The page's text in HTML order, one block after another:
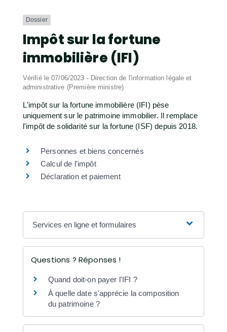
Dossier
Impôt sur la fortune
immobilière (IFI)
Vérifié le 07/06/2023 - Direction de l'information légale et
administrative (Première ministre)
L'impôt sur la fortune immobilière (IFI) pèse
uniquement sur le patrimoine immobilier. Il remplace
l'impôt de solidarité sur la fortune (ISF) depuis 2018.
Personnes et biens concernés
Calcul de l'impôt
Déclaration et paiement
Services en ligne et formulaires
Questions ? Réponses !
Quand doit-on payer l'IFI ?
À quelle date s'apprécie la composition
du patrimoine ?